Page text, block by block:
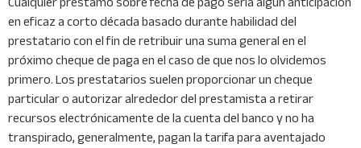
en eficaz a corto década basado durante habilidad del
prestatario con el fin de retribuir una suma general en el
próximo cheque de paga en el caso de que nos lo olvidemos
primero. Los prestatarios suelen proporcionar un cheque
particular o autorizar alrededor del prestamista a retirar
recursos electrónicamente de la cuenta del banco y no ha
transpirado, generalmente, pagan la tarifa para aventajado